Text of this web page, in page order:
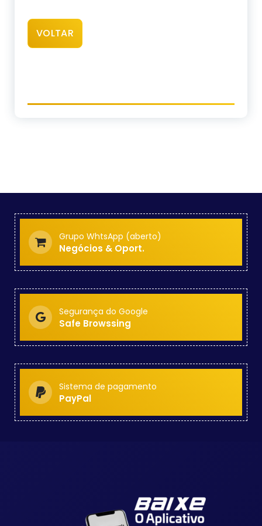
VOLTAR
Grupo WhtsApp (aberto)
Negócios & Oport.
Segurança do Google
Safe Browssing
Sistema de pagamento
PayPal